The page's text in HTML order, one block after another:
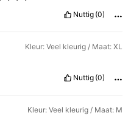
Nuttig (0)
Kleur: Veel kleurig / Maat: XL
Nuttig (0)
Kleur: Veel kleurig / Maat: M